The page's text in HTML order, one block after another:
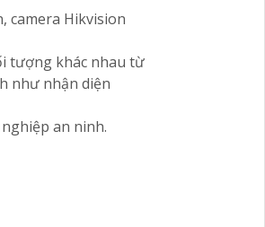
camera Hikvision
tượng khác nhau từ
như nhận diện
an ninh.